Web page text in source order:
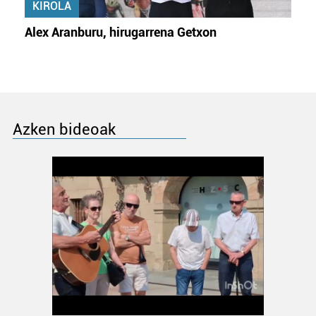
KIROLA
Alex Aranburu, hirugarrena Getxon
Azken bideoak